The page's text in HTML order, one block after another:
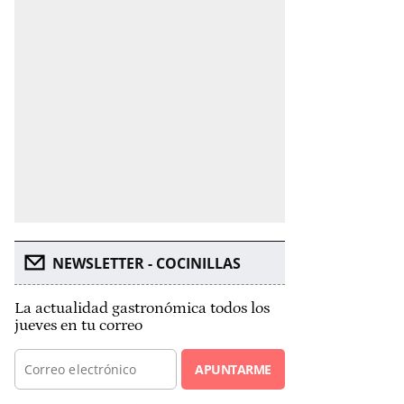
NEWSLETTER - COCINILLAS
La actualidad gastronómica todos los
jueves en tu correo
APUNTARME